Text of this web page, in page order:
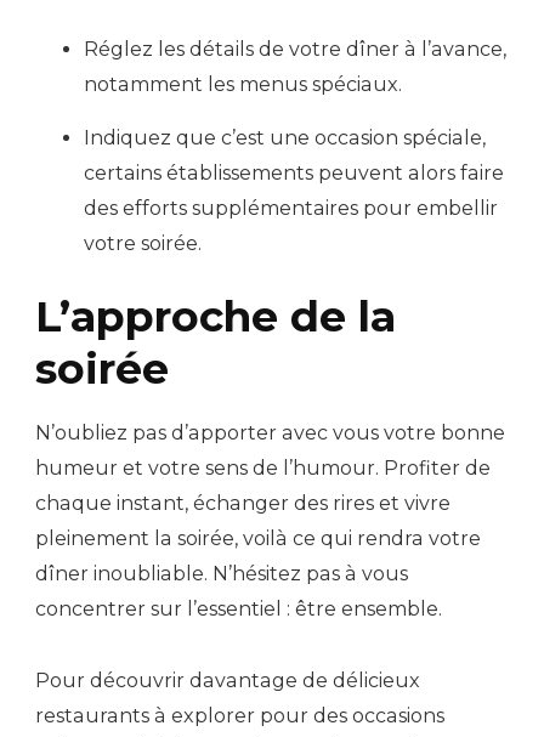
Réglez les détails de votre dîner à l’avance,
notamment les menus spéciaux.
Indiquez que c’est une occasion spéciale,
certains établissements peuvent alors faire
des efforts supplémentaires pour embellir
votre soirée.
L’approche de la
soirée
N’oubliez pas d’apporter avec vous votre bonne
humeur et votre sens de l’humour. Profiter de
chaque instant, échanger des rires et vivre
pleinement la soirée, voilà ce qui rendra votre
dîner inoubliable. N’hésitez pas à vous
concentrer sur l’essentiel : être ensemble.
Pour découvrir davantage de délicieux
restaurants à explorer pour des occasions